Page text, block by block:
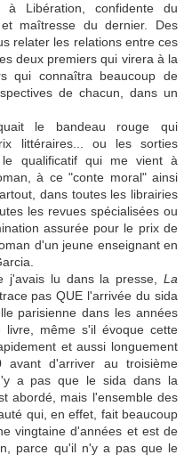
à Libération, confidente du
maîtresse du dernier. Des
relater les relations entre ces
deux premiers qui virera à la
qui connaîtra beaucoup de
de chacun, dans un
le bandeau rouge qui
littéraires... ou les sorties
le qualificatif qui me vient à
à ce "conte moral" ainsi
dans toutes les librairies
les revues spécialisées ou
assurée pour le prix de
d'un jeune enseignant en
j'avais lu dans la presse, La
pas QUE l'arrivée du sida
parisienne dans les années
même s'il évoque cette
et aussi longuement
avant d'arriver au troisième
a pas que le sida dans la
abordé, mais l'ensemble des
qui, en effet, fait beaucoup
vingtaine d'années et est de
parce qu'il n'y a pas que le